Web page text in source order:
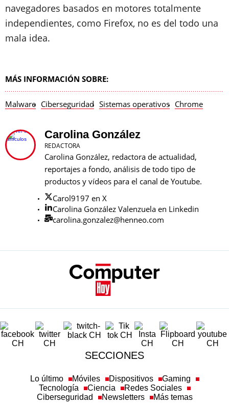
navegadores basados en motores totalmente
independientes, como Firefox, no es del todo una
mala idea.
MÁS INFORMACIÓN SOBRE:
Malware Ciberseguridad Sistemas operativos Chrome
Carolina González
REDACTORA
Carolina González, redactora de actualidad,
reportajes a fondo, análisis de todo tipo de
productos y vídeos para el canal de Youtube.
Carol9197 en X
Carolina González Valenzuela en Linkedin
carolina.gonzalez@henneo.com
SECCIONES
Lo último Móviles Dispositivos
Gaming
Tecnología
Ciencia
Redes Sociales
Ciberseguridad
Newsletters Más temas